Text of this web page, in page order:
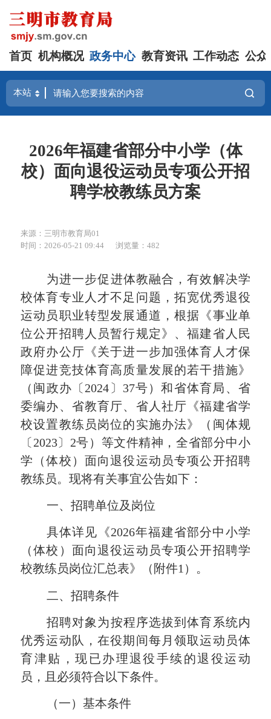
首页 机构概况 政务中心 教育资讯 工作动态 公众
2026年福建省部分中小学（体
校）面向退役运动员专项公开招
聘学校教练员方案
来源：三明市教育局01
时间：2026-05-21 09:44
浏览量：482
为进一步促进体教融合，有效解决学
校体育专业人才不足问题，拓宽优秀退役
运动员职业转型发展通道，根据《事业单
位公开招聘人员暂行规定》、福建省人民
政府办公厅《关于进一步加强体育人才保
障促进竞技体育高质量发展的若干措施》
（闽政办〔 2024〕37号）和省体育局、省
委编办、省教育厅、省人社厅《福建省学
校设置教练员岗位的实施办法》（闽体规
〔2023〕2号）等文件精神，全省部分中小
学（体校）面向退役运动员专项公开招聘
教练员。现将有关事宜公告如下：
一、招聘单位及岗位
具体详见《2026年福建省部分中小学
（体校）面向退役运动员专项公开招聘学
校教练员岗位汇总表》（附件1）。
二、招聘条件
招聘对象为按程序选拔到体育系统内
优秀运动队，在役期间每月领取运动员体
育津贴，现已办理退役手续的退役运动
员，且必须符合以下条件。
（一）基本条件